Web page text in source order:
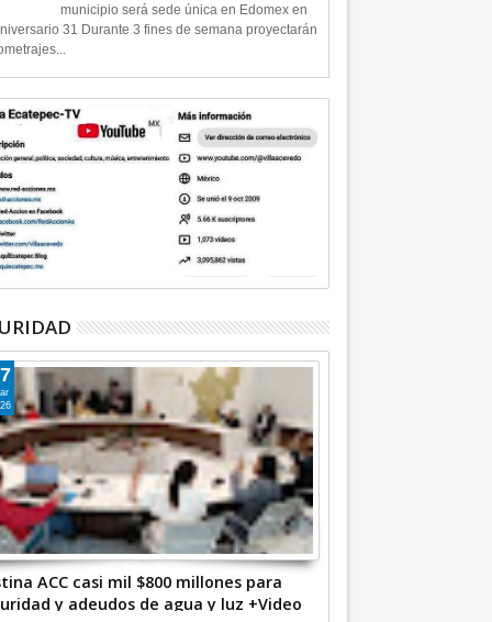
municipio será sede única en Edomex en
31 Durante 3 fines de semana proyectarán
ACC casi mil $800 millones para
y adeudos de agua y luz +Video